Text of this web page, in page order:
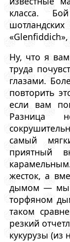
класса.
Ну, что я
труда
глазами.
повторить
если вам
Разница
самый
приятный
жесток, а
дымом — мы
торфяном
таком
резкий
кукурузы (из